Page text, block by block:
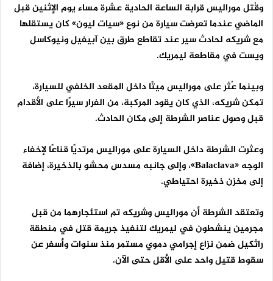
وقُتل موراليس قرابة الساعة الحادية عشرة مساء يوم الإثنين قبل
الماضي عندما تعرضت سيارة من نوع «سيات ليون» كان يستقلها
مع شريكه لحادث سير عند تقاطع طرق بين آبيفيل ونيوكاسل
ويست في مقاطعة ليمريك.
وبينما عُثر على موراليس ميتًا داخل المقعد الخلفي للسيارة،
تمكن شريكه، الذي كان يقود المركبة، من الفرار سيرًا على الأقدام
قبل وصول عناصر الشرطة إلى مكان الحادث.
وعثرت الشرطة داخل السيارة على موراليس مرتديًا قناعًا لإخفاء
الوجه «Balaclava»، وإلى جانبه مسدس محشو بالذخيرة، إضافة
إلى مخزن ذخيرة احتياطي.
وتعتقد الشرطة أن موراليس وشريكه تم استئجارهما من قبل
مجرمين ينشطون في ليمريك لتنفيذ جريمة قتل في منطقة
راثكيل ضمن نزاع إجرامي دموي مستمر منذ سنوات وأسفر عن
سقوط قتيل واحد على الأقل حتى الآن.